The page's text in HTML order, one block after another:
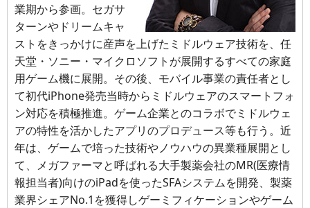
業期から参画。セガサ
ターンやドリームキャ
ストをきっかけに産声を上げたミドルウェア技術を、任
天堂・ソニー・マイクロソフトが展開するすべての家庭
用ゲーム機に展開。その後、モバイル事業の責任者とし
て初代iPhone発売当時からミドルウェアのスマートフォ
ン対応を積極推進。ゲーム企業とのコラボでミドルウェ
アの特性を活かしたアプリのプロデュース等も行う。近
年は、ゲームで培った技術やノウハウの異業種展開とし
て、メガファーマと呼ばれる大手製薬会社のMR(医療情
報担当者)向けのiPadを使ったSFAシステムを開発、製薬
業界シェアNo.1を獲得しゲーミフィケーションやゲーム